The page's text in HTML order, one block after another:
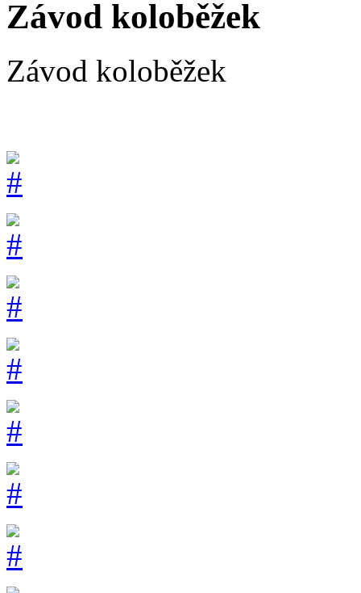
Závod koloběžek
Závod koloběžek